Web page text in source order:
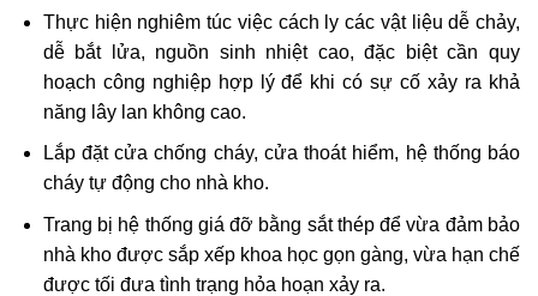
Thực hiện nghiêm túc việc cách ly các vật liệu dễ chảy,
dễ bắt lửa, nguồn sinh nhiệt cao, đặc biệt cần quy
hoạch công nghiệp hợp lý để khi có sự cố xảy ra khả
năng lây lan không cao.
Lắp đặt cửa chống cháy, cửa thoát hiểm, hệ thống báo
cháy tự động cho nhà kho.
Trang bị hệ thống giá đỡ bằng sắt thép để vừa đảm bảo
nhà kho được sắp xếp khoa học gọn gàng, vừa hạn chế
được tối đưa tình trạng hỏa hoạn xảy ra.